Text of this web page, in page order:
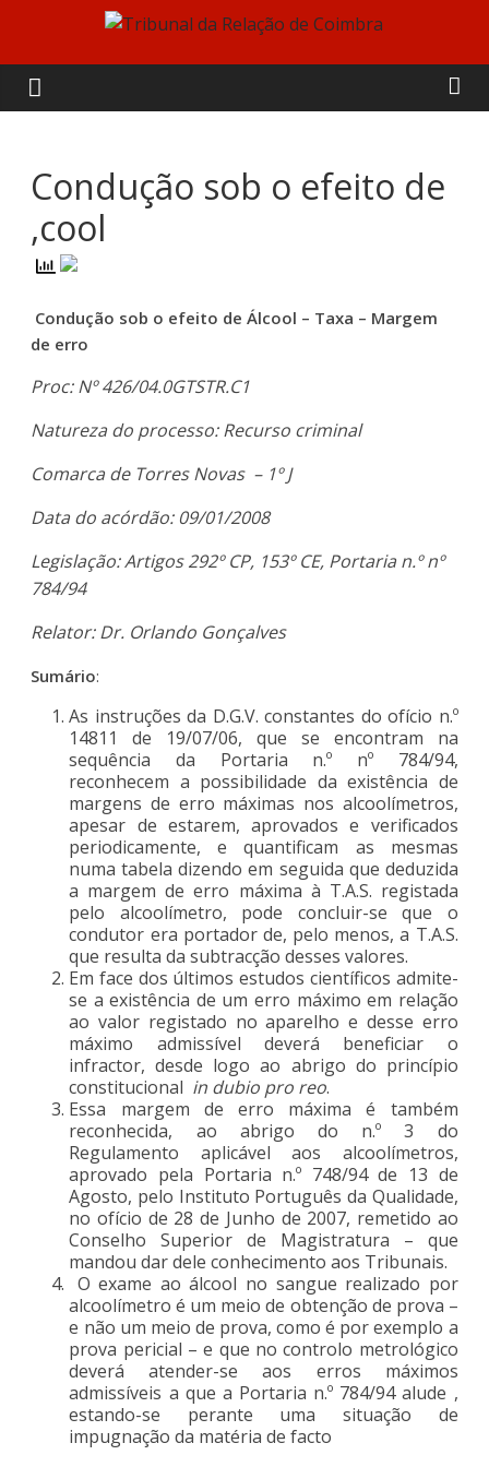
content
Tribunal
da
Relação
de
Coimbra
Condução sob o efeito de
,cool
Condução sob o efeito de Álcool – Taxa – Margem
de erro
Proc: Nº 426/04.0GTSTR.C1
Natureza do processo: Recurso criminal
Comarca de Torres Novas – 1º J
Data do acórdão: 09/01/2008
Legislação: Artigos 292º CP, 153º CE, Portaria n.º nº
784/94
Relator: Dr. Orlando Gonçalves
Sumário:
As instruções da D.G.V. constantes do ofício n.º
14811 de 19/07/06, que se encontram na
sequência da Portaria n.º nº 784/94,
reconhecem a possibilidade da existência de
margens de erro máximas nos alcoolímetros,
apesar de estarem, aprovados e verificados
periodicamente, e quantificam as mesmas
numa tabela dizendo em seguida que deduzida
a margem de erro máxima à T.A.S. registada
pelo alcoolímetro, pode concluir-se que o
condutor era portador de, pelo menos, a T.A.S.
que resulta da subtracção desses valores.
Em face dos últimos estudos científicos admite-
se a existência de um erro máximo em relação
ao valor registado no aparelho e desse erro
máximo admissível deverá beneficiar o
infractor, desde logo ao abrigo do princípio
constitucional in dubio pro reo.
Essa margem de erro máxima é também
reconhecida, ao abrigo do n.º 3 do
Regulamento aplicável aos alcoolímetros,
aprovado pela Portaria n.º 748/94 de 13 de
Agosto, pelo Instituto Português da Qualidade,
no ofício de 28 de Junho de 2007, remetido ao
Conselho Superior de Magistratura – que
mandou dar dele conhecimento aos Tribunais.
O exame ao álcool no sangue realizado por
alcoolímetro é um meio de obtenção de prova –
e não um meio de prova, como é por exemplo a
prova pericial – e que no controlo metrológico
deverá atender-se aos erros máximos
admissíveis a que a Portaria n.º 784/94 alude ,
estando-se perante uma situação de
impugnação da matéria de facto